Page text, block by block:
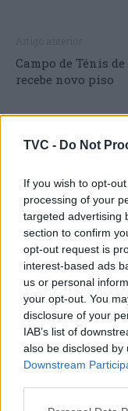
TVC - Do Not
If you wish to opt-
processing of your
targeted advertising
section to confirm
opt-out request is
interest-based ads
us or personal
your opt-out. You
disclosure of your
IAB’s list of
also be disclosed
Downstream
Campo de Ténis
recebe novo piso
ARTIGOS
Deputados
Sinfónica da